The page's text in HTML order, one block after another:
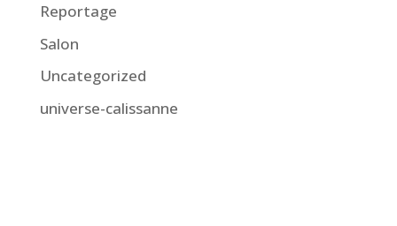
Reportage
Salon
Uncategorized
universe-calissanne